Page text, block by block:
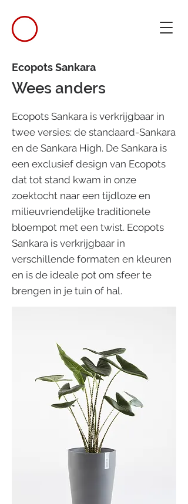
Ecopots Sankara
Wees anders
Ecopots Sankara is verkrijgbaar in
twee versies: de standaard-Sankara
en de Sankara High. De Sankara is
een exclusief design van Ecopots
dat tot stand kwam in onze
zoektocht naar een tijdloze en
milieuvriendelijke traditionele
bloempot met een twist. Ecopots
Sankara is verkrijgbaar in
verschillende formaten en kleuren
en is de ideale pot om sfeer te
brengen in je tuin of hal.